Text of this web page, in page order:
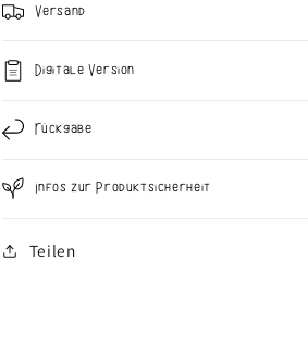
Versand
Digitale Version
Rückgabe
Infos zur Produktsicherheit
Teilen